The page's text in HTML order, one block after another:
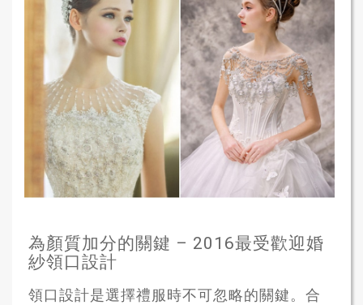
為顏質加分的關鍵 – 2016最受歡迎婚
紗領口設計
領口設計是選擇禮服時不可忽略的關鍵。合